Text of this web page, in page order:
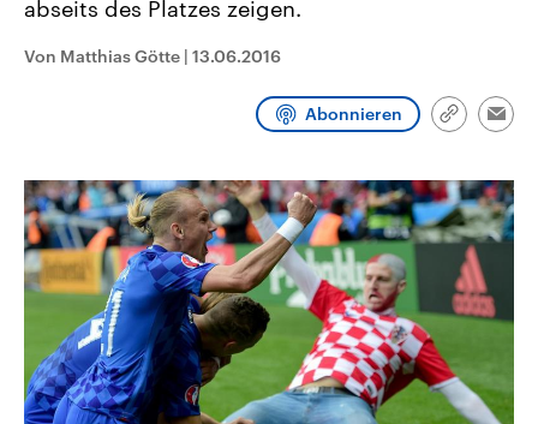
und Hintergründe zu den Parteien
Wahl.
Sendungen Programm
abseits des Platzes zeigen.
Von Matthias Götte | 13.06.2016
Abonnieren
Link